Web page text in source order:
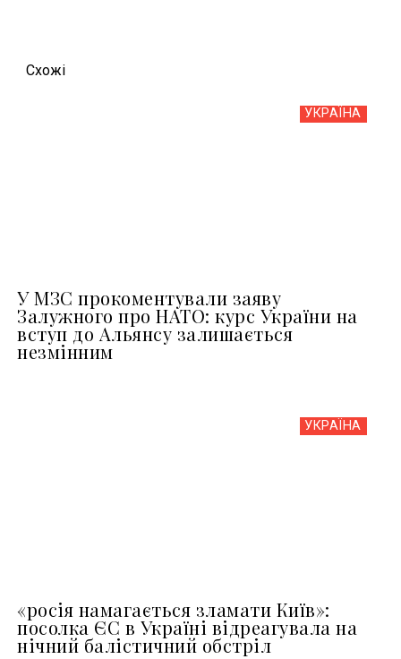
Схожi
УКРАЇНА
У МЗС прокоментували заяву
Залужного про НАТО: курс України на
вступ до Альянсу залишається
незмінним
УКРАЇНА
«росія намагається зламати Київ»:
посолка ЄС в Україні відреагувала на
нічний балістичний обстріл